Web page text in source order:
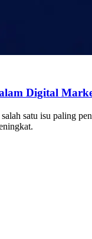
Digital
satu isu paling